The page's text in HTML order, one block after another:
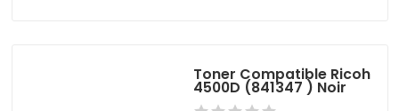
Toner Compatible Ricoh
4500D (841347 ) Noir